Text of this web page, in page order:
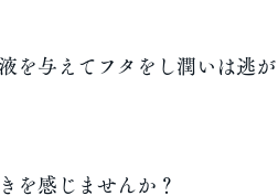
与えてフタをし潤いは逃
を感じませんか？